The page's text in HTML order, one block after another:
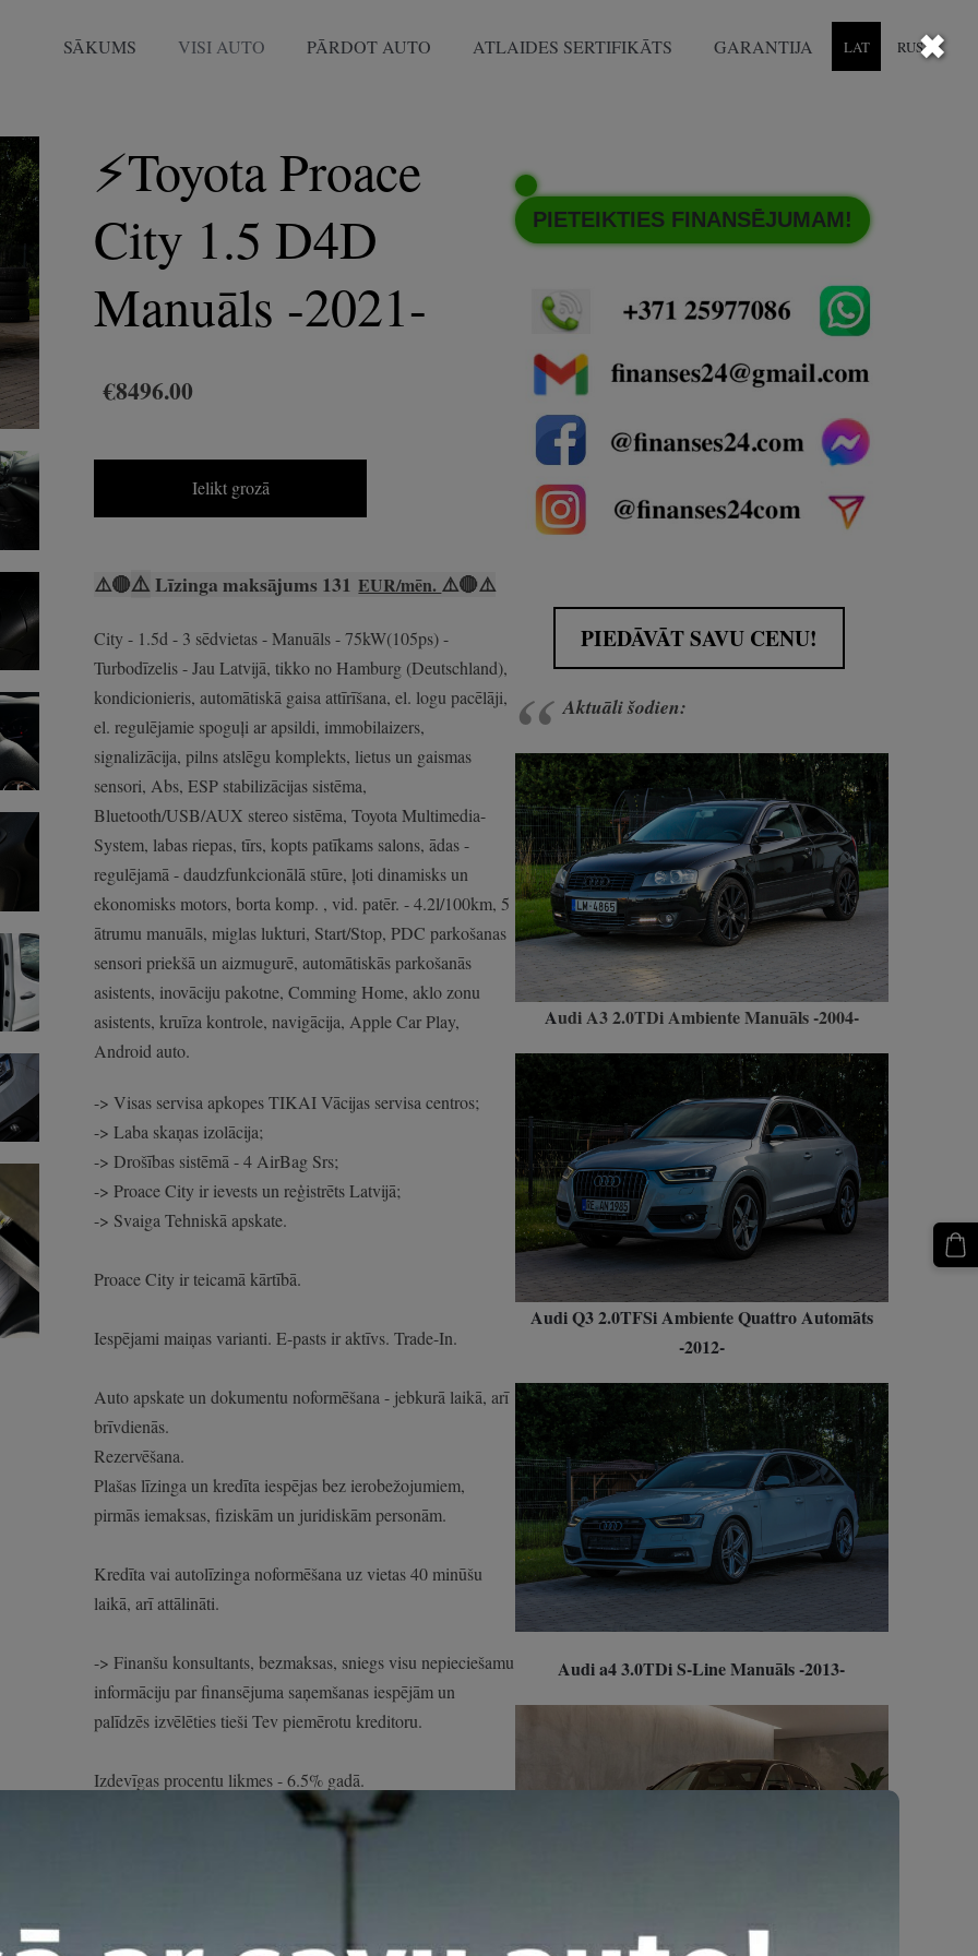
✖
SĀKUMS VISI AUTO PĀRDOT AUTO ATLAIDES SERTIFIKĀTS GARANTIJA LAT RUS
PIETEIKTIES FINANSĒJUMAM!
PIEDĀVĀT SAVU CENU!
Aktuāli šodien:
Audi A3 2.0TDi Ambiente Manuāls -2004-
Audi Q3 2.0TFSi Ambiente Quattro Automāts
-2012-
Audi a4 3.0TDi S-Line Manuāls -2013-
⚡️Toyota Proace
City 1.5 D4D
Manuāls -2021-
€8496.00
Ielikt grozā
⚠️🔴⚠️Līzinga maksājums 131EUR/mēn. ⚠️🔴⚠️
City - 1.5d - 3 sēdvietas - Manuāls - 75kW(105ps) -
Turbodīzelis - Jau Latvijā, tikko no Hamburg (Deutschland),
kondicionieris, automātiskā gaisa attīrīšana, el. logu pacēlāji,
el. regulējamie spoguļi ar apsildi, immobilaizers,
signalizācija, pilns atslēgu komplekts, lietus un gaismas
sensori, Abs, ESP stabilizācijas sistēma,
Bluetooth/USB/AUX stereo sistēma, Toyota Multimedia-
System, labas riepas, tīrs, kopts patīkams salons, ādas -
regulējamā - daudzfunkcionālā stūre, ļoti dinamisks un
ekonomisks motors, borta komp. , vid. patēr. - 4.2l/100km, 5
ātrumu manuāls, miglas lukturi, Start/Stop, PDC parkošanas
sensori priekšā un aizmugurē, automātiskās parkošanās
asistents, inovāciju pakotne, Comming Home, aklo zonu
asistents, kruīza kontrole, navigācija, Apple Car Play,
Android auto.
-> Visas servisa apkopes TIKAI Vācijas servisa centros;
-> Laba skaņas izolācija;
-> Drošības sistēmā - 4 AirBag Srs;
-> Proace City ir ievests un reģistrēts Latvijā;
-> Svaiga Tehniskā apskate.
Proace City ir teicamā kārtībā.
Iespējami maiņas varianti. E-pasts ir aktīvs. Trade-In.
Auto apskate un dokumentu noformēšana - jebkurā laikā, arī
brīvdienās.
Rezervēšana.
Plašas līzinga un kredīta iespējas bez ierobežojumiem,
pirmās iemaksas, fiziskām un juridiskām personām.
Kredīta vai autolīzinga noformēšana uz vietas 40 minūšu
laikā, arī attālināti.
-> Finanšu konsultants, bezmaksas, sniegs visu nepieciešamu
informāciju par finansējuma saņemšanas iespējām un
palīdzēs izvēlēties tieši Tev piemērotu kreditoru.
Izdevīgas procentu likmes - 6.5% gadā.
Ikmēneša maksājums 131 eur/mēn. Termiņš līdz 7 gadiem.